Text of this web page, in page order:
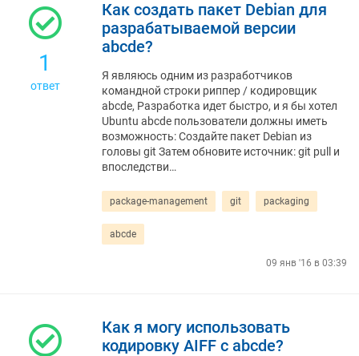
1
ответ
Как создать пакет Debian для
разрабатываемой версии
abcde?
Я являюсь одним из разработчиков
командной строки риппер / кодировщик
abcde, Разработка идет быстро, и я бы хотел
Ubuntu abcde пользователи должны иметь
возможность: Создайте пакет Debian из
головы git Затем обновите источник: git pull и
впоследстви…
package-management git packaging
abcde
09 янв '16 в 03:39
Как я могу использовать
кодировку AIFF с abcde?